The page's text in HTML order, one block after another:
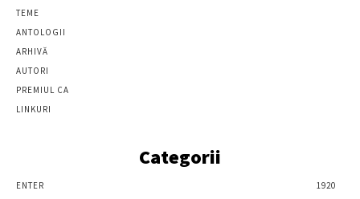
TEME
ANTOLOGII
ARHIVĂ
AUTORI
PREMIUL CA
LINKURI
Categorii
ENTER
1920